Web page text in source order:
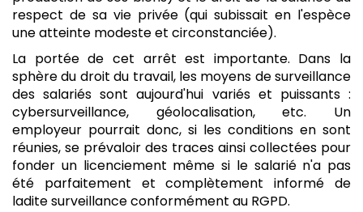
respect de sa vie privée (qui subissait en l'espèce
une atteinte modeste et circonstanciée).
La portée de cet arrêt est importante. Dans la
sphère du droit du travail, les moyens de surveillance
des salariés sont aujourd'hui variés et puissants :
cybersurveillance, géolocalisation, etc. Un
employeur pourrait donc, si les conditions en sont
réunies, se prévaloir des traces ainsi collectées pour
fonder un licenciement même si le salarié n'a pas
été parfaitement et complètement informé de
ladite surveillance conformément au RGPD.